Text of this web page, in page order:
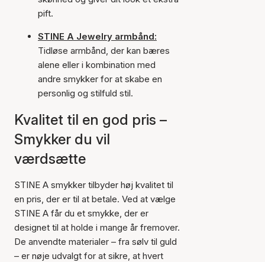
pift.
STINE A Jewelry armbånd:
Tidløse armbånd, der kan bæres
alene eller i kombination med
andre smykker for at skabe en
personlig og stilfuld stil.
Kvalitet til en god pris –
Smykker du vil
værdsætte
STINE A smykker tilbyder høj kvalitet til
en pris, der er til at betale. Ved at vælge
STINE A får du et smykke, der er
designet til at holde i mange år fremover.
De anvendte materialer – fra sølv til guld
– er nøje udvalgt for at sikre, at hvert